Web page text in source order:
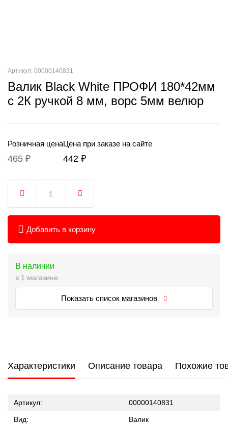
Артикул: 00000140831
Валик Black White ПРОФИ 180*42мм
с 2К ручкой 8 мм, ворс 5мм велюр
Розничная цена
465 ₽
Цена при заказе на сайте
442 ₽
Добавить в корзину
В наличии
в 1 магазине
Показать список магазинов
Характеристики Описание товара Похожие
Артикул: 00000140831
Вид: Валик